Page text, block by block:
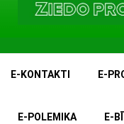
E-KONTAKTI E-
E-POLEMIKA E-